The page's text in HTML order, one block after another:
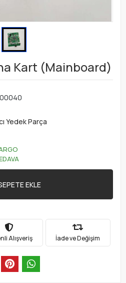
Kart (Mainboard)
Yedek Parça
EKLE
Alışveriş İade ve Değişim